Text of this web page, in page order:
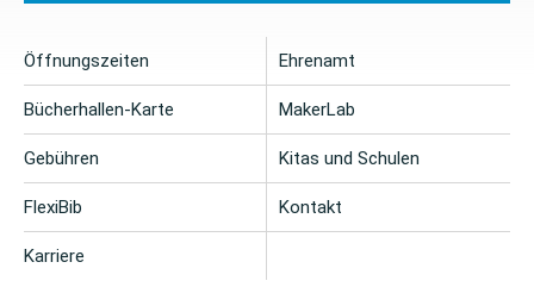
Öffnungszeiten
Bücherhallen-Karte
Gebühren
FlexiBib
Karriere
Ehrenamt
MakerLab
Kitas und Schulen
Kontakt